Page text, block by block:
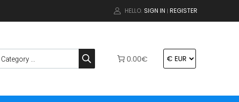
HELLO. SIGN IN | REGISTER
0.00€